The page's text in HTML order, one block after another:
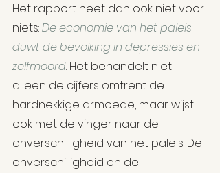
Het rapport heet dan ook niet voor
niets: De economie van het paleis
duwt de bevolking in depressies en
zelfmoord. Het behandelt niet
alleen de cijfers omtrent de
hardnekkige armoede, maar wijst
ook met de vinger naar de
onverschilligheid van het paleis. De
onverschilligheid en de